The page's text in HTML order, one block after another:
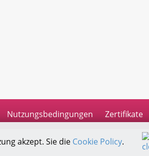
Nutzungsbedingungen Zertifikate
akzept. Sie die Cookie Policy.